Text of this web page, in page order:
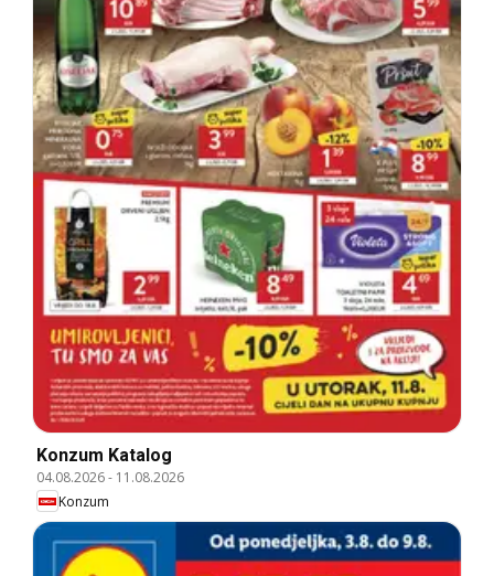
Konzum Katalog
04.08.2026- 11.08.2026
Konzum